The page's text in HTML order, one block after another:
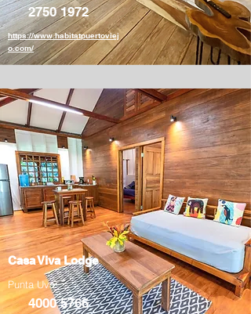
2750 1972
https://www.habitatpuertoviej
o.com/
Casa Viva Lodge
Punta Uva
4000 5766